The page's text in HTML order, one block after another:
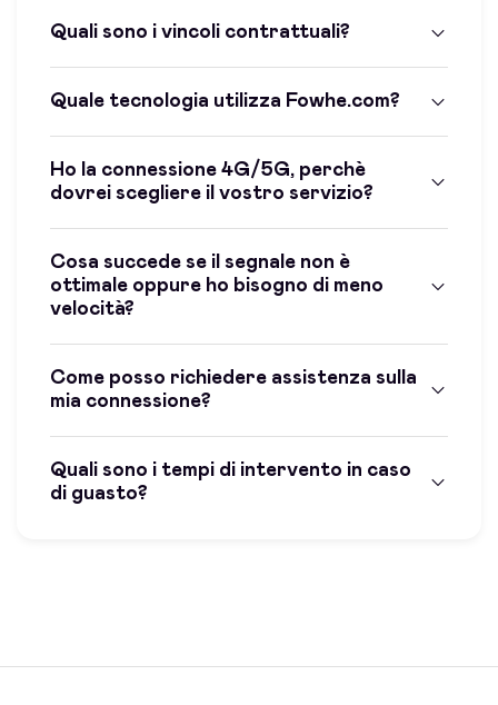
Quali sono i vincoli contrattuali?
Quale tecnologia utilizza Fowhe.com?
Ho la connessione 4G/5G, perchè
dovrei scegliere il vostro servizio?
Cosa succede se il segnale non è
ottimale oppure ho bisogno di meno
velocità?
Come posso richiedere assistenza sulla
mia connessione?
Quali sono i tempi di intervento in caso
di guasto?